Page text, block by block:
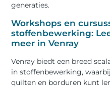
generaties.
Workshops en
stoffenbewerking:
meer in Venray
Venray biedt een breed
in stoffenbewerking,
quilten en borduren kunt